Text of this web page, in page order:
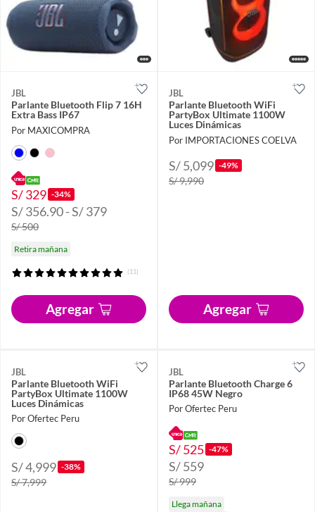
JBL
Parlante Bluetooth Flip 7 16H
Extra Bass IP67
Por MAXICOMPRA
S/ 329 -34%
S/ 356.90 - S/ 379
S/ 500
Retira mañana
(11)
Agregar
JBL
Parlante Bluetooth WiFi
PartyBox Ultimate 1100W
Luces Dinámicas
Por IMPORTACIONES COELVA
S/ 5,099 -49%
S/ 9,990
Agregar
JBL
Parlante Bluetooth WiFi
PartyBox Ultimate 1100W
Luces Dinámicas
Por Ofertec Peru
S/ 4,999 -38%
S/ 7,999
JBL
Parlante Bluetooth Charge 6
IP68 45W Negro
Por Ofertec Peru
S/ 525 -47%
S/ 559
S/ 999
Llega mañana